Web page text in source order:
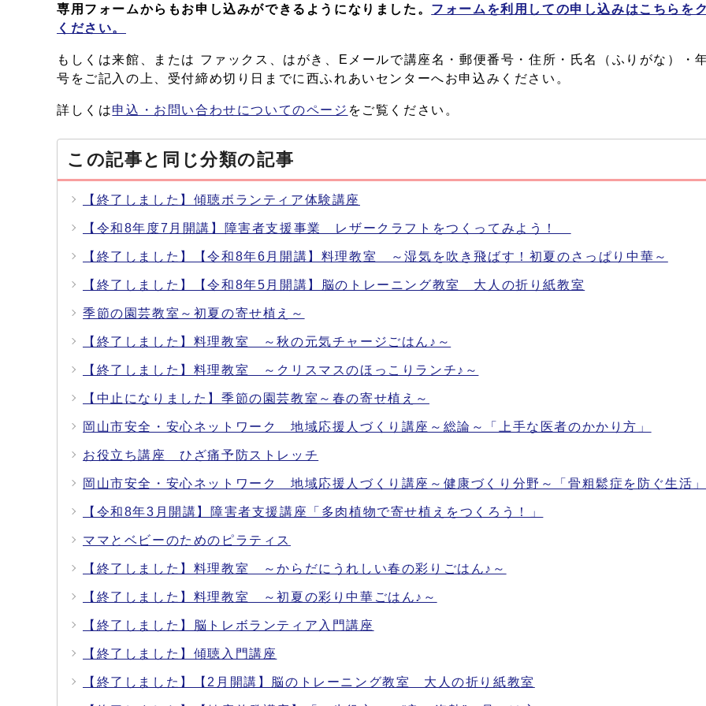
専用フォームからもお申し込みができるようになりました。 フォームを利用しての申し込みはこちらを
ください。
もしくは来館、または ファックス、はがき、Eメールで講座名・郵便番号・住所・氏名（ふりがな）・
号をご記入の上、受付締め切り日までに西ふれあいセンターへお申込みください。
詳しくは申込・お問い合わせについてのページ をご覧ください。
この記事と同じ分類の記事
【終了しました】傾聴ボランティア体験講座
【令和8年度7月開講】障害者支援事業 レザークラフトをつくってみよう！
【終了しました】【令和8年6月開講】料理教室 ～湿気を吹き飛ばす！初夏のさっぱり中華～
【終了しました】【令和8年5月開講】脳のトレーニング教室 大人の折り紙教室
季節の園芸教室～初夏の寄せ植え～
【終了しました】料理教室 ～秋の元気チャージごはん♪～
【終了しました】料理教室 ～クリスマスのほっこりランチ♪～
【中止になりました】季節の園芸教室～春の寄せ植え～
岡山市安全・安心ネットワーク 地域応援人づくり講座～総論～「上手な医者のかかり方」
お役立ち講座 ひざ痛予防ストレッチ
岡山市安全・安心ネットワーク 地域応援人づくり講座～健康づくり分野～「骨粗鬆症を防ぐ生活」
【令和8年3月開講】障害者支援講座「多肉植物で寄せ植えをつくろう！」
ママとベビーのためのピラティス
【終了しました】料理教室 ～からだにうれしい春の彩りごはん♪～
【終了しました】料理教室 ～初夏の彩り中華ごはん♪～
【終了しました】脳トレボランティア入門講座
【終了しました】傾聴入門講座
【終了しました】【2月開講】脳のトレーニング教室 大人の折り紙教室